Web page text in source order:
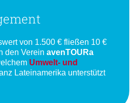
von 1.500 € fließen 10 €
den Verein avenTOURa
Umwelt- und
Lateinamerika unterstützt